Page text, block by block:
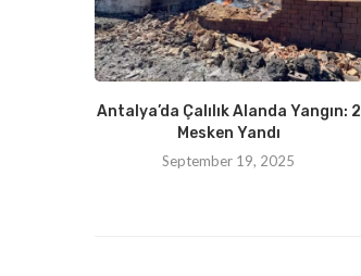
Antalya’da Çalılık Alanda Yangın: 2
Mesken Yandı
September 19, 2025